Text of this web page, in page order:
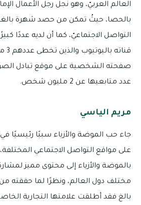
العالم العربيّ، وهو نجل رجل الأعمال
بالحصا، حيثُ تمكن من حصد شهرة
التواصل الاجتماعيّ، كما أن لديه عددًا
صفحته الشخصية على موقع تبادل
عدد متابعيها عن 2 مليون شخص.
مريم الياسي
جاء حب الموضة والأزياء سببًا رئيسيًا
على مواقع التواصل الاجتماعي
بالموضة والأزياء إلى محتوى مميز
مختلف دول العالم، ونظرًا لما حققته
بالغ فقد أطلقت علامتها التجارية